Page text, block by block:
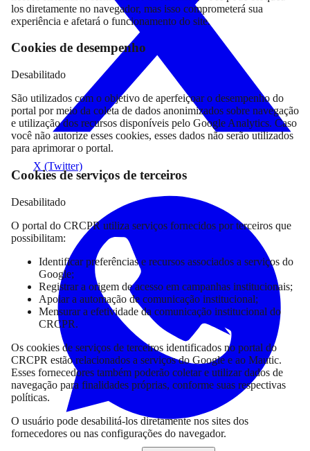
X (Twitter)
los diretamente no navegador, mas isso comprometerá sua
experiência e afetará o funcionamento do site.
Cookies de desempenho
Desabilitado
São utilizados com o objetivo de aperfeiçoar o desempenho do
portal por meio da coleta de dados anonimizados sobre navegação
e utilização dos recursos disponíveis pelo Google Analytics. Caso
você não autorize esses cookies, esses dados não serão utilizados
para aprimorar o portal.
Cookies de serviços de terceiros
Desabilitado
O portal do CRCPR utiliza serviços fornecidos por terceiros que
possibilitam:
Identificar preferências e recursos associados a serviços do
Google;
Registrar a origem de acesso em campanhas institucionais;
Apoiar a automação de comunicação institucional;
Mensurar a efetividade da comunicação institucional do
CRCPR.
Os cookies de serviços de terceiros identificados no portal do
CRCPR estão relacionados a serviços do Google e ao Mautic.
Esses fornecedores também poderão coletar e utilizar dados de
navegação para finalidades próprias, conforme suas respectivas
políticas.
O usuário pode desabilitá-los diretamente nos sites dos
fornecedores ou nas configurações do navegador.